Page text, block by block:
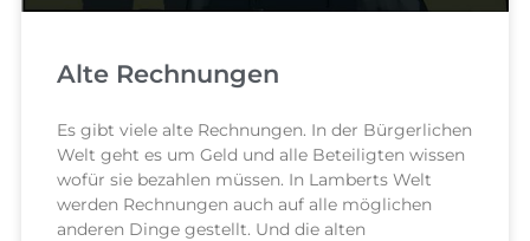
Alte Rechnungen
Es gibt viele alte Rechnungen. In der Bürgerlichen
Welt geht es um Geld und alle Beteiligten wissen
wofür sie bezahlen müssen. In Lamberts Welt
werden Rechnungen auch auf alle möglichen
anderen Dinge gestellt. Und die alten